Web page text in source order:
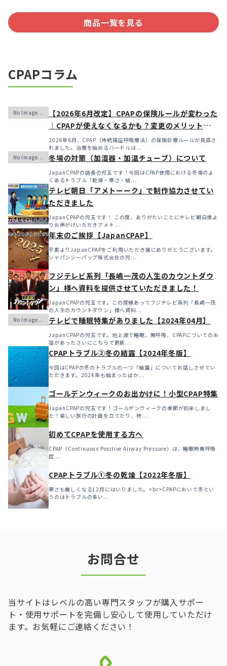
商品一覧を見る
CPAPコラム
【2026年6月改定】CPAPの保険ルールが変わった
｜CPAPが使えなくなるかも？変更のメリット・デ
メリットと「購入」という選択肢
2026年6月、CPAP（持続陽圧呼吸療法）の保険診療ルールが見直さ
れました。治療を始めるハードルは...
冬場の対策（加湿器・加温チューブ）について
JapanCPAPの店長の児玉です！今回はCPAP使用における冬場のよ
くあるトラブル「乾燥・寒さ・結...
テレビ朝日「アメトーーク」で制作協力させてい
ただきました
JapanCPAPの児玉です！ この度、ありがたいことにテレビ朝日様よ
りお声がけいただきアメト...
年末のご挨拶【JapanCPAP】
平素よりJapanCPAPをご利用いただき誠にありがとうございます。
ジャパンシーパップ株式会社の児...
フジテレビ系列「長嶋一茂の人生のカウントダウ
ン」様へ資料を提供させていただきました！
JapanCPAPの児玉です。この度縁あってフジテレビ系列「長嶋一茂
の人生のカウントダウン」様へ資料...
テレビで睡眠特集がありました【2024年04月】
JapanCPAPの児玉です。地上波で睡眠、無呼吸、CPAPについてのお
話があったさいにこちらで更新...
CPAPトラブル②冬の結露【2024年冬版】
今回はCPAPの冬のトラブルの一つ「結露」についてお話しさせてい
ただきます。2024年も始まったばか...
ゴールデンウィークのお出かけに！小型CPAP特集
JapanCPAPの児玉です！ゴールデンウィークの季節が到来しまし
た！楽しい旅行の計画を立てたり、特...
初めてCPAPを使用する方へ
CPAP（Continuous Positive Airway Pressure）は、睡眠時無呼吸
症...
CPAPトラブル①冬の乾燥【2022年冬版】
寒さも厳しくなる12月にはいりました。<br>CPAPにおいて冬とい
うのはトラブルの多い...
お問合せ
当サイトはレベルの高い専門スタッフが購入サポー
ト・使用サポートを完備し安心して使用していただけ
ます。お気軽にご連絡ください！